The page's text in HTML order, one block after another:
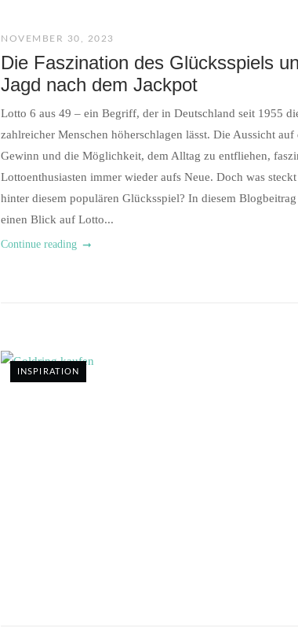
NOVEMBER 30, 2023
Die Faszination des Glücksspiels
Jagd nach dem Jackpot
Lotto 6 aus 49 – ein Begriff, der in Deutschland seit 1955
zahlreicher Menschen höherschlagen lässt. Die Aussicht auf
Gewinn und die Möglichkeit, dem Alltag zu entfliehen,
Lottoenthusiasten immer wieder aufs Neue. Doch was
hinter diesem populären Glücksspiel? In diesem
einen Blick auf Lotto...
Continue reading
INSPIRATION